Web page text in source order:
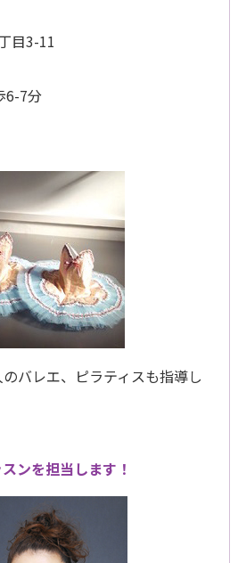
目3-11
6-7分
バレエ、ピラティスも指導し
ンを担当します！